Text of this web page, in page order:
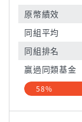
原幣績效
同組平均
同組排名
贏過同類基金
58%